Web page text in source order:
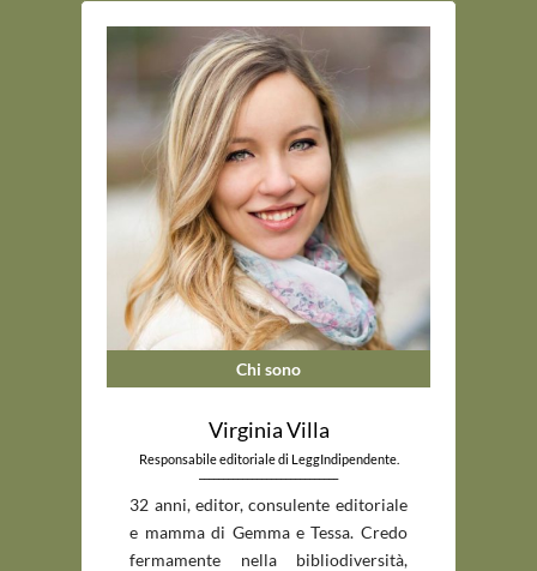
Chi sono
Virginia Villa
Responsabile editoriale di LeggIndipendente.
_____________________________
32 anni, editor, consulente editoriale
e mamma di Gemma e Tessa. Credo
fermamente nella bibliodiversità,